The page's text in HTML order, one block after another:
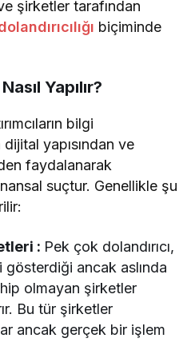
şirketler tarafından
biçiminde
Yapılır?
bilgi
yapısından ve
faydalanarak
suçtur. Genellikle şu
: Pek çok dolandırıcı,
gösterdiği ancak aslında
olmayan şirketler
Bu tür şirketler
ancak gerçek bir işlem